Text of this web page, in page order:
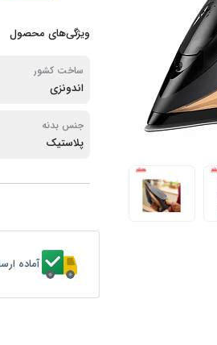
ویژگی‌های محصول
ساخت کشور
اندونزی
جنس بدنه
پلاستیک
آماده ارسال تا